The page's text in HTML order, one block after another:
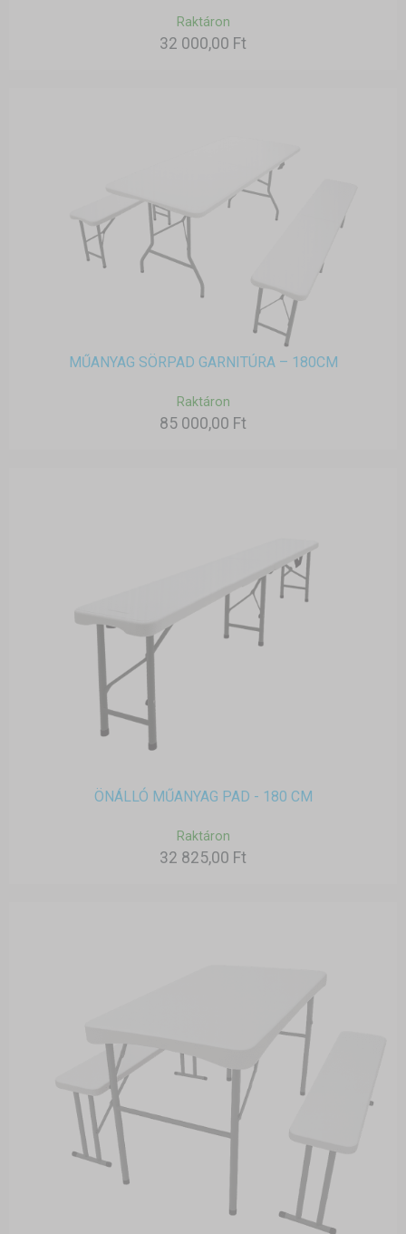
Raktáron
32 000,00 Ft
MŰANYAG SÖRPAD GARNITÚRA – 180CM
Raktáron
85 000,00 Ft
ÖNÁLLÓ MŰANYAG PAD - 180 CM
Raktáron
32 825,00 Ft